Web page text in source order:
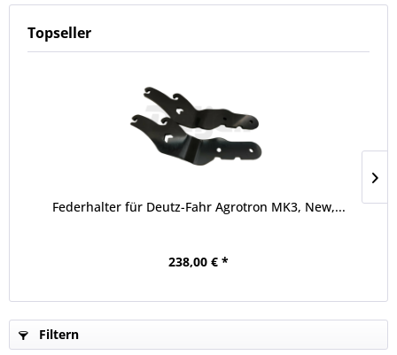
Topseller
Federhalter für Deutz-Fahr Agrotron MK3, New,...
238,00 € *
Filtern